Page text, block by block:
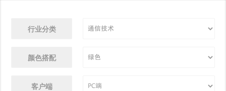
行业分类
颜色搭配
客户端